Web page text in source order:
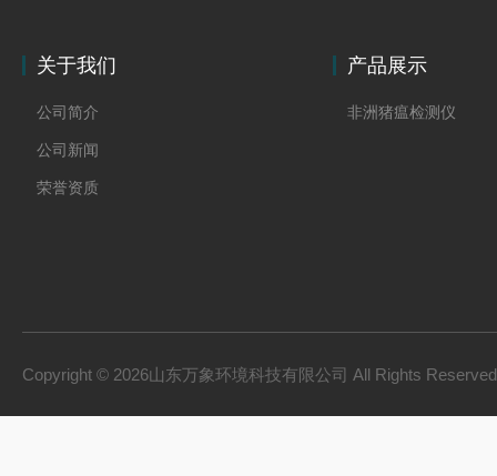
关于我们
公司简介
公司新闻
荣誉资质
产品展示
非洲猪瘟检测仪
Copyright © 2026山东万象环境科技有限公司 All Rights